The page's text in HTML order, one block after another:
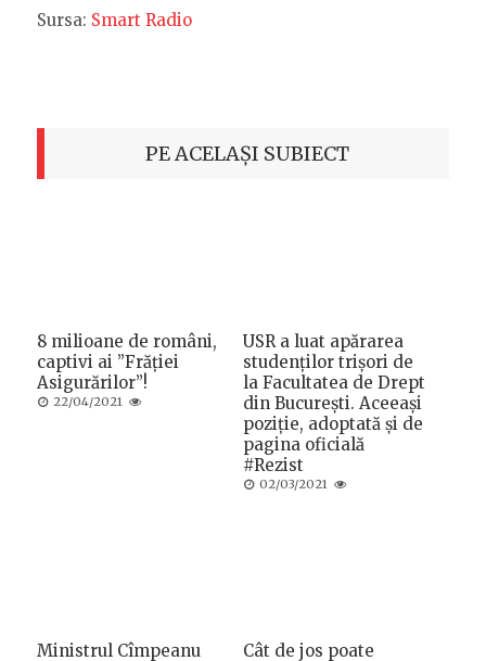
Sursa: Smart Radio
PE ACELAȘI SUBIECT
8 milioane de români,
captivi ai ”Frăției
Asigurărilor”!
Posted
22/04/2021
USR a luat apărarea
studenților trișori de
la Facultatea de Drept
din București. Aceeași
poziție, adoptată și de
pagina oficială
#Rezist
Posted
02/03/2021
Ministrul Cîmpeanu
Cât de jos poate